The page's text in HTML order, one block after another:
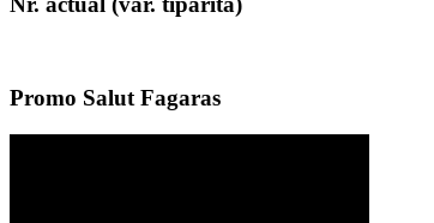
Promo Salut Fagaras